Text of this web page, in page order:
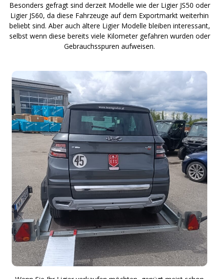
Besonders gefragt sind derzeit Modelle wie der Ligier JS50 oder
Ligier JS60, da diese Fahrzeuge auf dem Exportmarkt weiterhin
beliebt sind. Aber auch ältere Ligier Modelle bleiben interessant,
selbst wenn diese bereits viele Kilometer gefahren wurden oder
Gebrauchsspuren aufweisen.